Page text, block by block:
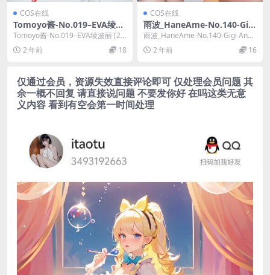
COS在线
Tomoyo酱-No.019–EVA绫波
丽 [29P]
Tomoyo酱-No.019–EVA绫波丽 [29
P]，Tomoyo酱在线作品导...
2 年前 18
COS在线
雨波_HaneAme-No.140-Gigi
Andalucia Hathaway’s Flas
h 洋裝 [29P]
雨波_HaneAme-No.140-Gigi Anda
lucia Hathawa...
2 年前 16
仅通过会员，资源失效直接评论即可 仅处理会员问题 其
余一概不回复 请直接说问题 不要发你好 在吗这类无意
义内容 看到有空会第一时间处理